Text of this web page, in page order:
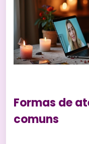
Formas de
comuns